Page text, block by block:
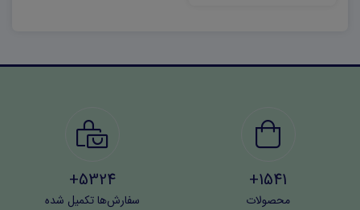
1541+
محصولات
5324+
سفارش‌ها تکمیل شده